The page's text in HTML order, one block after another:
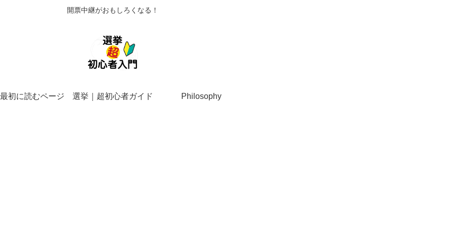
開票中継がおもしろくなる！
初に読むページ 選挙｜超初心者ガイド Philosophy